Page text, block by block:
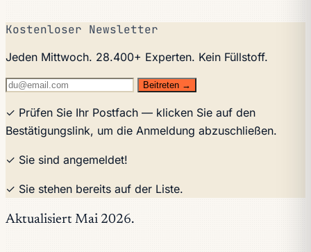
Kostenloser Newsletter
Jeden Mittwoch. 28.400+ Experten. Kein Füllstoff.
Beitreten →
✓ Prüfen Sie Ihr Postfach — klicken Sie auf den
Bestätigungslink, um die Anmeldung abzuschließen.
✓ Sie sind angemeldet!
✓ Sie stehen bereits auf der Liste.
Aktualisiert Mai 2026.